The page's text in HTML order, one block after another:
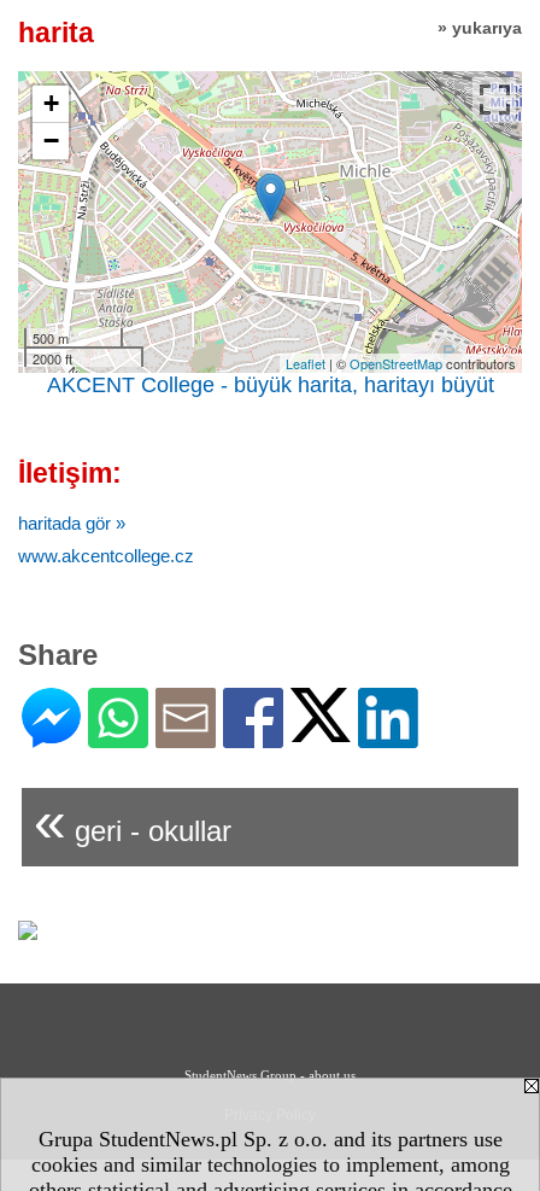
Grupa StudentNews.pl Sp. z o.o. and its partners use
cookies and similar technologies to implement, among
» yukarıya
harita
+
−
500 m
2000 ft
Leaflet | ©OpenStreetMapcontributors
AKCENT College - büyük harita, haritayı büyüt
İletişim:
haritada gör »
www.akcentcollege.cz
Share
« geri - okullar
StudentNews Group - about us